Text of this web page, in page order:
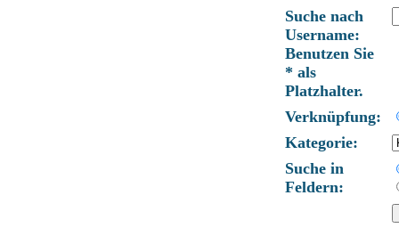
Suche nach
Username:
Benutzen Sie
* als
Platzhalter.
Verknüpfung:
Kategorie:
Suche in
Feldern: